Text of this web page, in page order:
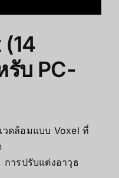
บ PC-
ดล้อมแบบ Voxel ที่
ารปรับแต่งอาวุธ